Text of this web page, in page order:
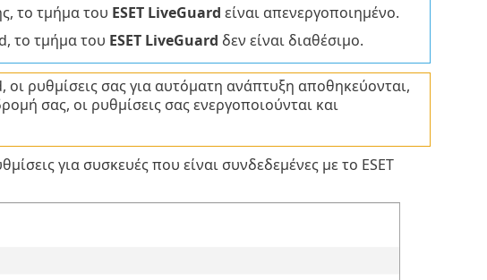
το τμήμα του ESET LiveGuard είναι απενεργοποιημένο.
το τμήμα του ESET LiveGuard δεν είναι διαθέσιμο.
ρυθμίσεις σας για αυτόματη ανάπτυξη αποθηκεύονται,
σας, οι ρυθμίσεις σας ενεργοποιούνται και
για συσκευές που είναι συνδεδεμένες με το ESET